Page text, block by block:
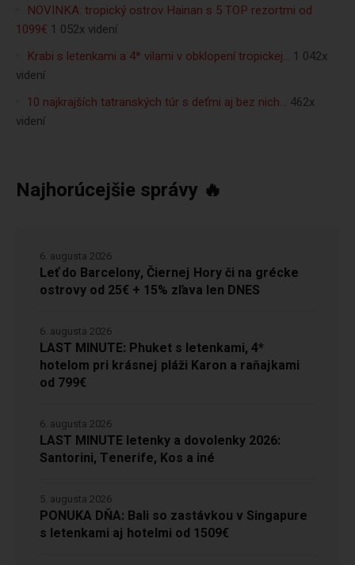
NOVINKA: tropický ostrov Hainan s 5 TOP rezortmi od
1099€ 1 052x videní
Krabi s letenkami a 4* vilami v obklopení tropickej… 1 042x
videní
10 najkrajších tatranských túr s deťmi aj bez nich… 462x
videní
Najhorúcejšie správy 🔥
Leť do Barcelony, Čiernej Hory či na grécke
ostrovy od 25€ + 15% zľava len DNES
6. augusta 2026
LAST MINUTE: Phuket s letenkami, 4*
hotelom pri krásnej pláži Karon a raňajkami
od 799€
6. augusta 2026
LAST MINUTE letenky a dovolenky 2026:
Santorini, Tenerife, Kos a iné
6. augusta 2026
PONUKA DŇA: Bali so zastávkou v Singapure
s letenkami aj hotelmi od 1509€
5. augusta 2026